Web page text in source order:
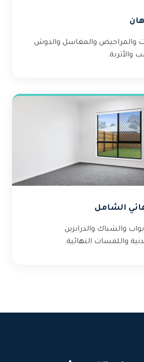
والمراحيض والمغاسل والدوش
والأتربة.
الشامل
والشباك والدرابزين
واللمسات النهائية.